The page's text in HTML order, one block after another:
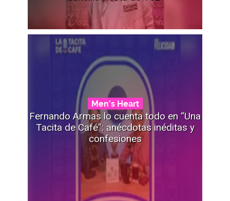
Men's Heart
Fernando Armas lo cuenta todo en “Una
Tacita de Café”: anécdotas inéditas y
confesiones